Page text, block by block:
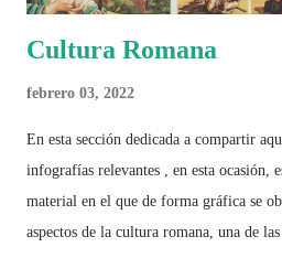
Cultura Romana
febrero 03, 2022
En esta sección dedicada a compartir
infografías relevantes , en esta ocasión,
material en el que de forma gráfica se
aspectos de la cultura romana, una de